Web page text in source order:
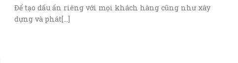
Để tạo dấu ấn riêng với mọi khách hàng cũng như xây
dựng và phát[...]